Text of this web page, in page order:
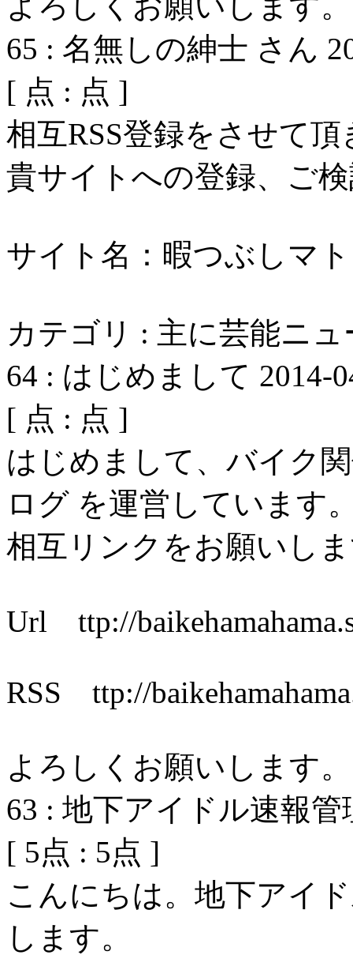
65 : 名無しの紳士 さん
[ 点 : 点 ]
相互RSS登録をさせて
貴サイトへの登録、ご
サイト名：暇つぶしマ
カテゴリ : 主に芸能ニ
64 : はじめまして 2014-
[ 点 : 点 ]
はじめまして、バイク
ログ を運営しています
相互リンクをお願いし
Url ttp://
RSS ttp://
よろしくお願いします。
63 : 地下アイドル速報管
[ 5点 : 5点 ]
こんにちは。地下アイ
します。